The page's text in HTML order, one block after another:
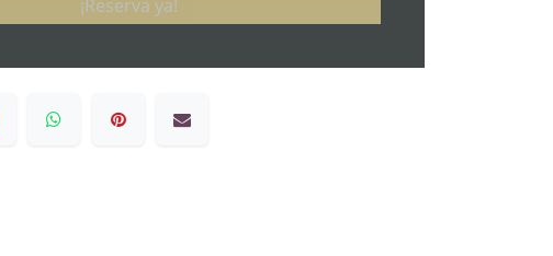
¡Reserva ya!